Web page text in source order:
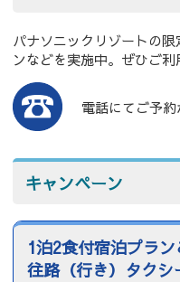
パナソニックリゾートの
ンなどを実施中。ぜひご利
電話にてご予約
キャンペーン
1泊2食付宿泊プラ
往路（行き）タク